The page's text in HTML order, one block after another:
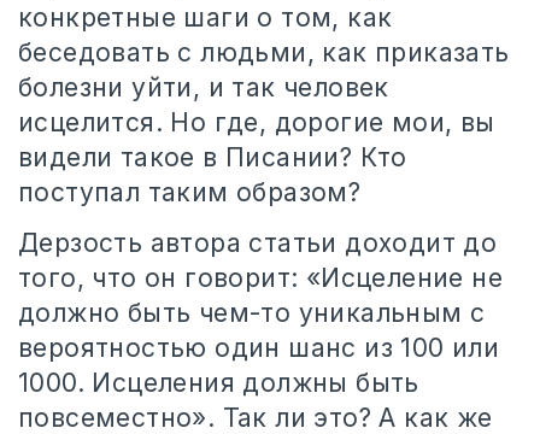
конкретные шаги о том, как
беседовать с людьми, как приказать
болезни уйти, и так человек
исцелится. Но где, дорогие мои, вы
видели такое в Писании? Кто
поступал таким образом?
Дерзость автора статьи доходит до
того, что он говорит: «Исцеление не
должно быть чем-то уникальным с
вероятностью один шанс из 100 или
1000. Исцеления должны быть
повсеместно». Так ли это? А как же